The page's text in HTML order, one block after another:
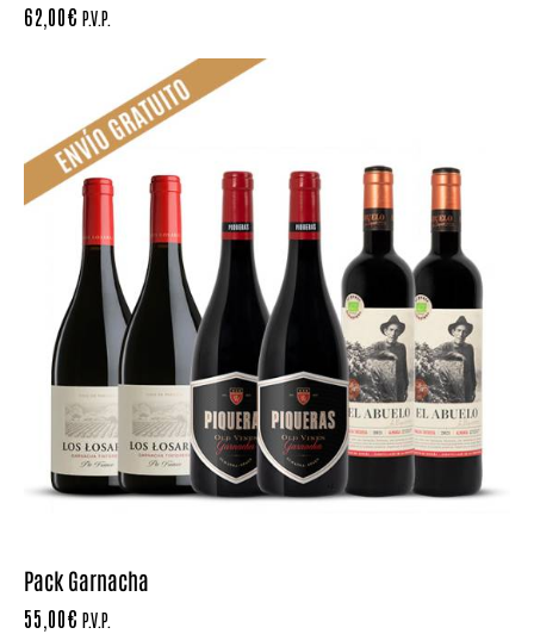
62,00€ P.V.P.
Pack Garnacha
55,00€ P.V.P.